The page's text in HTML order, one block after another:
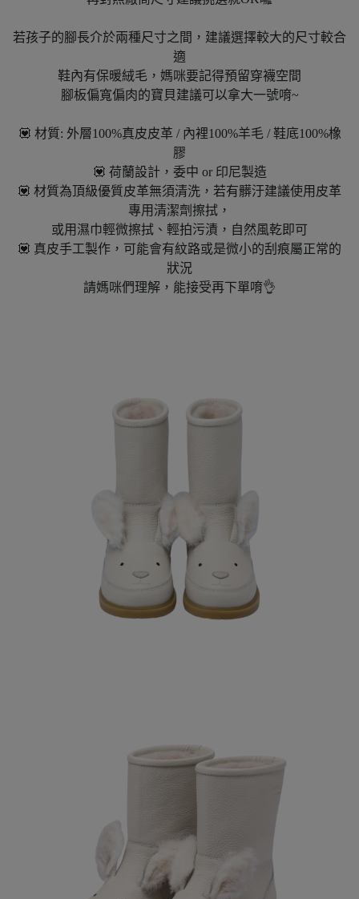
若孩子的腳長介於兩種尺寸之間，建議選擇較大的尺寸較合
適
鞋內有保暖絨毛，媽咪要記得預留穿襪空間
腳板偏寬偏肉的寶貝建議可以拿大一號唷~
💟 材質: 外層100%真皮皮革 / 內裡100%羊毛 / 鞋底100%橡
膠
💟 荷蘭設計，委中 or 印尼製造
💟 材質為頂級優質皮革無須清洗，若有髒汙建議使用皮革
專用清潔劑擦拭，
或用濕巾輕微擦拭、輕拍污漬，自然風乾即可
💟 真皮手工製作，可能會有紋路或是微小的刮痕屬正常的
狀況
請媽咪們理解，能接受再下單唷👌